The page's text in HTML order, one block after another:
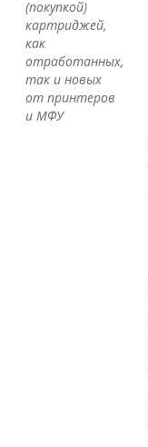
(покупкой)
картриджей,
как
отработанных,
так и новых
от принтеров
и МФУ